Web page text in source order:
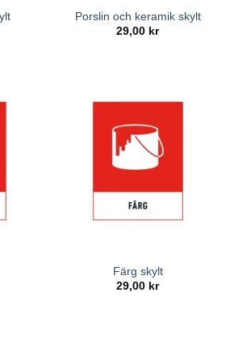
Porslin och keramik skylt
29,00 kr
Färg skylt
29,00 kr